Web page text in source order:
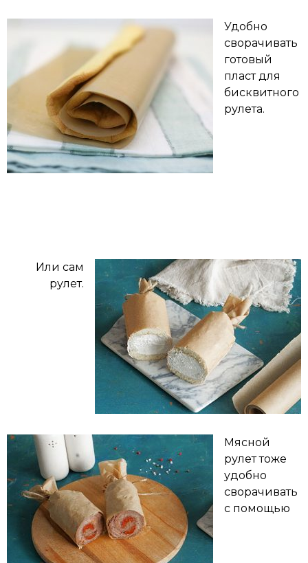
Удобно
сворачивать
готовый
пласт для
бисквитного
рулета.
Или сам
рулет.
Мясной
рулет тоже
удобно
сворачивать
с помощью